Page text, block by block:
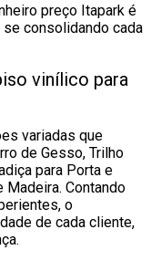
preço Itapark é
consolidando cada
vinílico para
variadas que
de Gesso, Trilho
para Porta e
Madeira. Contando
o
de cada cliente,